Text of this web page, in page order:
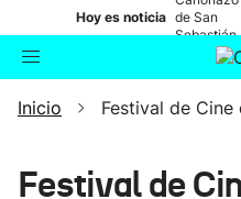
Hoy es noticia de San
Sebastián
Buscador
Inicio Festival de Cine
Festival de